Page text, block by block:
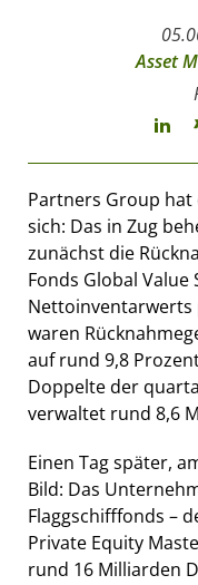
Asset
Partners Group
sich: Das in Zug
zunächst die
Fonds Global Value
Nettoinventarwerts
waren
auf rund 9,8
Doppelte der
verwaltet rund 8,6
Einen Tag später,
Bild: Das
Flaggschifffonds –
Private Equity
rund 16 Milliarden